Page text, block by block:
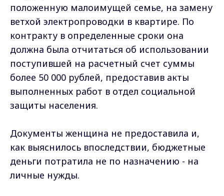
положенную малоимущей семье, на замену
ветхой электропроводки в квартире. По
контракту в определенные сроки она
должна была отчитаться об использовании
поступившей на расчетный счет суммы
более 50 000 рублей, предоставив акты
выполненных работ в отдел социальной
защиты населения.
Документы женщина не предоставила и,
как выяснилось впоследствии, бюджетные
деньги потратила не по назначению - на
личные нужды.